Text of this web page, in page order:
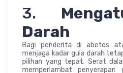
3.
Darah
Bagi penderita di abetes
menjaga kadar gula darah
pilihan yang tepat. Serat
memperlambat